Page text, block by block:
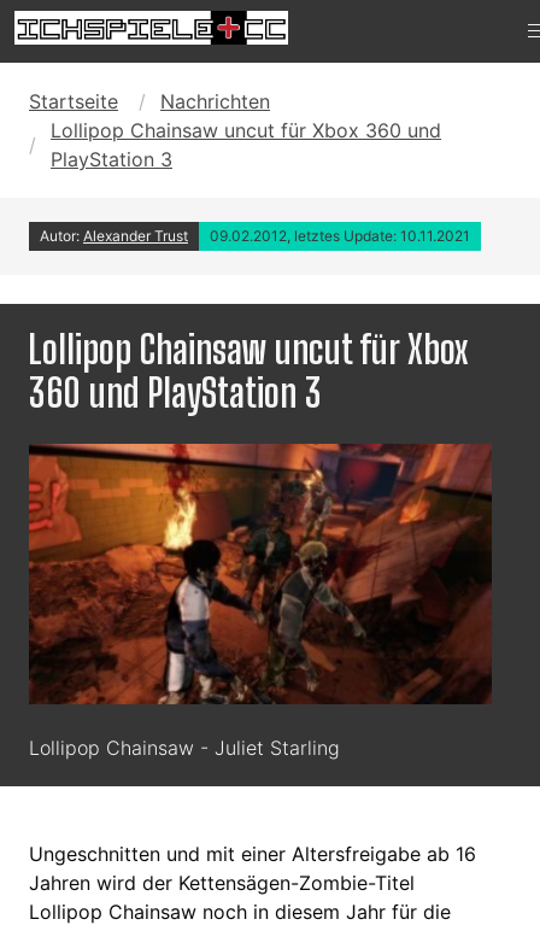
Startseite
Nachrichten
Lollipop Chainsaw uncut für Xbox 360 und
PlayStation 3
Autor: Alexander Trust 09.02.2012, letztes Update: 10.11.2021
Lollipop Chainsaw uncut für Xbox
360 und PlayStation 3
Lollipop Chainsaw - Juliet Starling
Ungeschnitten und mit einer Altersfreigabe ab 16
Jahren wird der Kettensägen-Zombie-Titel
Lollipop Chainsaw noch in diesem Jahr für die